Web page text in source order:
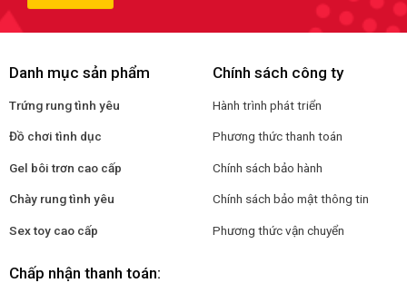
Danh mục sản phẩm
Trứng rung tình yêu
Đồ chơi tình dục
Gel bôi trơn cao cấp
Chày rung tình yêu
Sex toy cao cấp
Chính sách công ty
Hành trình phát triển
Phương thức thanh toán
Chính sách bảo hành
Chính sách bảo mật thông tin
Phương thức vận chuyển
Chấp nhận thanh toán: